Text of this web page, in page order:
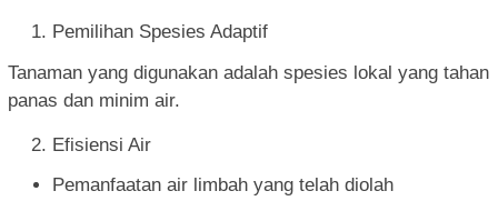
Pemilihan Spesies Adaptif
Tanaman yang digunakan adalah spesies lokal yang tahan
panas dan minim air.
Efisiensi Air
Pemanfaatan air limbah yang telah diolah